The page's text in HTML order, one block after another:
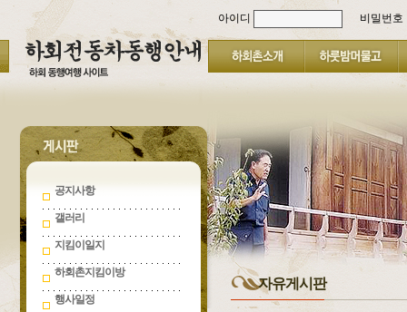
공지사항
갤러리
지킴이일지
하회촌지킴이방
행사일정
아이디 비밀번호
자유게시판